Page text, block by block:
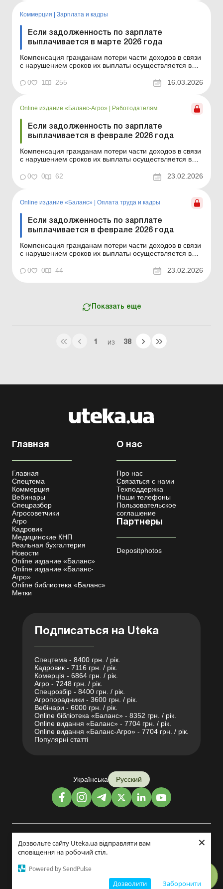
Дозвольте сайту Uteka.ua відправляти вам
сповіщення на робочий стіл.
Powered by SendPulse
Заборонити
Дозволити
×
произведение начис...
Коммерция Зарплата и кадры
Если задолженность по зарплате
выплачивается в марте 2026 года
Компенсация гражданам потери части доходов в связи
с нарушением сроков их выплаты осуществляется в
календарных месяцев в соответствии с Порядком,
утвержденным постановлением КМУ от 21.02.2001 №
произведение начис...
0 1 255 16.03.2026
Online издание «Баланс-Агро» Работодателям
Если задолженность по зарплате
выплачивается в феврале 2026 года
Компенсация гражданам потери части доходов в связи
с нарушением сроков их выплаты осуществляется в
календарных месяцев в соответствии с Порядком,
утвержденным постановлением КМУ от 21.02.2001 №
произведение нач...
0 0 62 23.02.2026
Online издание «Баланс» | Оплата труда и кадры
Если задолженность по зарплате
выплачивается в феврале 2026 года
Компенсация гражданам потери части доходов в связи
с нарушением сроков их выплаты осуществляется в
календарных месяцев в соответствии с Порядком,
утвержденным постановлением КМУ от 21.02.2001 №
0 0 44 23.02.2026
Показать еще
1 ИЗ 38
Главная
Главная
Спецтема
Коммерция
Вебинары
Спецразбор
Агросоветчики
Агро
Кадровик
Медицинские КНП
Реальная бухгалтерия
Новости
Online издание «Баланс»
Online издание «Баланс-
Агро»
Online библиотека «Баланс»
Метки
О нас
Про нас
Связаться с нами
Техподдержка
Наши телефоны
Пользовательское
соглашение
Партнеры
Depositphotos
Подписаться на Uteka
Спецтема - 8400 грн. / рік.
Кадровик - 7116 грн. / рік.
Комерція - 6864 грн. / рік.
Агро - 7248 грн. / рік.
Спецрозбір - 8400 грн. / рік.
Агропорадники - 3600 грн. / рік.
Вебінари - 6000 грн. / рік.
Online бібліотека «Баланс» - 8352 грн. / рік.
Online видання «Баланс» - 7704 грн. / рік.
Online видання «Баланс-Агро» - 7704 грн. / рік.
Популярні статті
Українська Русский
Дизайн и разработка: